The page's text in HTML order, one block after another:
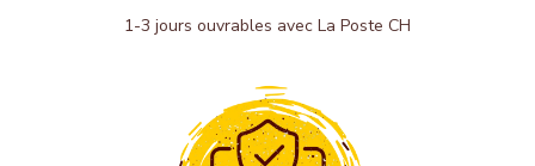
1-3 jours ouvrables avec La Poste CH